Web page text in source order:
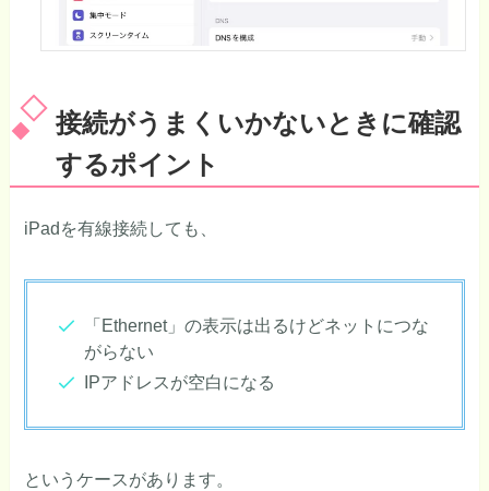
接続がうまくいかないときに確認
するポイント
iPadを有線接続しても、
「Ethernet」の表示は出るけどネットにつな
がらない
IPアドレスが空白になる
というケースがあります。